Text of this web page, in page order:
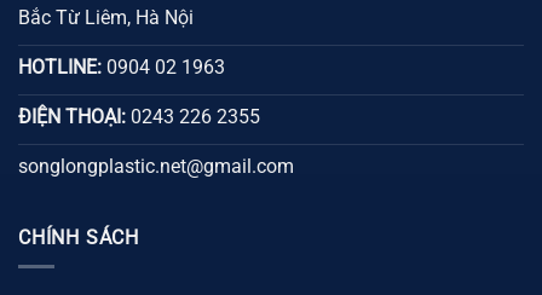
Bắc Từ Liêm, Hà Nội
HOTLINE: 0904 02 1963
ĐIỆN THOẠI: 0243 226 2355
songlongplastic.net@gmail.com
CHÍNH SÁCH